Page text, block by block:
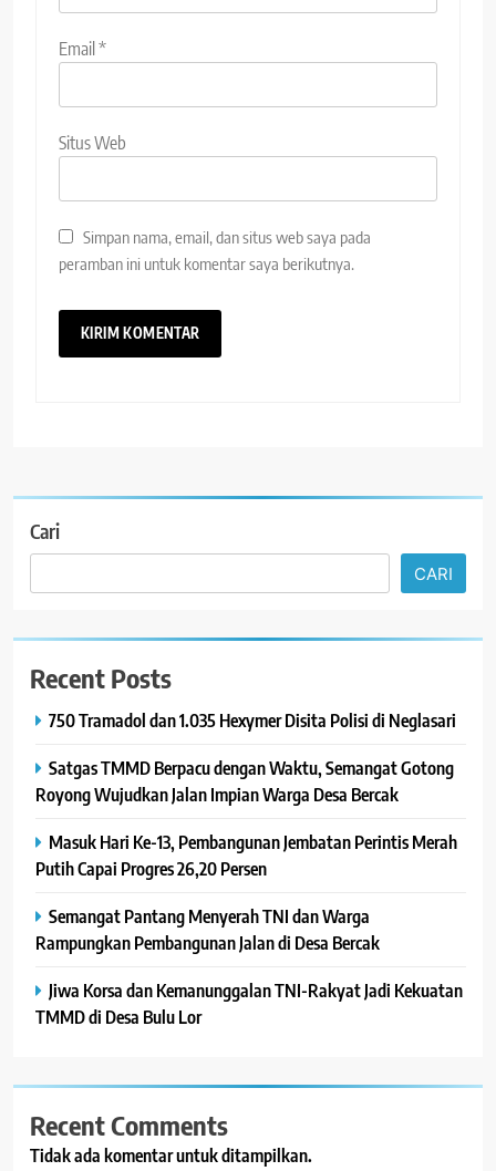
Email*
Situs Web
Simpan nama, email, dan situs web saya pada
peramban ini untuk komentar saya berikutnya.
Cari
CARI
Recent Posts
750 Tramadol dan 1.035 Hexymer Disita Polisi di Neglasari
Satgas TMMD Berpacu dengan Waktu, Semangat Gotong
Royong Wujudkan Jalan Impian Warga Desa Bercak
Masuk Hari Ke-13, Pembangunan Jembatan Perintis Merah
Putih Capai Progres 26,20 Persen
Semangat Pantang Menyerah TNI dan Warga
Rampungkan Pembangunan Jalan di Desa Bercak
Jiwa Korsa dan Kemanunggalan TNI-Rakyat Jadi Kekuatan
TMMD di Desa Bulu Lor
Recent Comments
Tidak ada komentar untuk ditampilkan.